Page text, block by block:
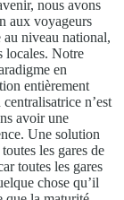
nous avons
aux voyageurs
au niveau national,
locales. Notre
en
entièrement
n’est
avoir une
Une solution
les gares de
toutes les gares
chose qu’il